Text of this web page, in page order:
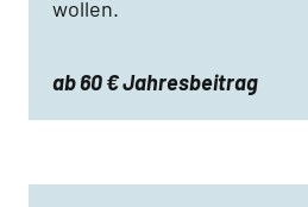
wollen.
ab 60 € Jahresbeitrag